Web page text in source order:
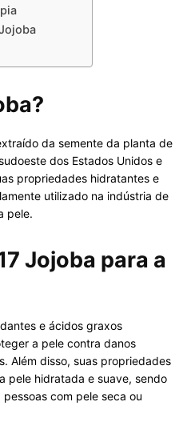
da semente da planta de
dos Estados Unidos e
propriedades hidratantes e
utilizado na indústria de
pele.
Jojoba para a
e ácidos graxos
a pele contra danos
Além disso, suas propriedades
pele hidratada e suave, sendo
com pele seca ou